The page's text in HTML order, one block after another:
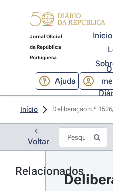
Jornal Oficial
da República
Portuguesa
Início
Ajuda
O
Início Deliberação n.º
Voltar
Relacionados